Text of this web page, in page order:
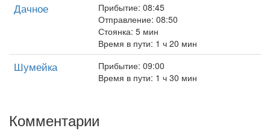
Дачное
Прибытие: 08:45
Отправление: 08:50
Стоянка: 5 мин
Время в пути: 1 ч 20 мин
Шумейка
Прибытие: 09:00
Время в пути: 1 ч 30 мин
Комментарии